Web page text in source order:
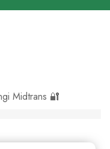
Midtrans 🔐